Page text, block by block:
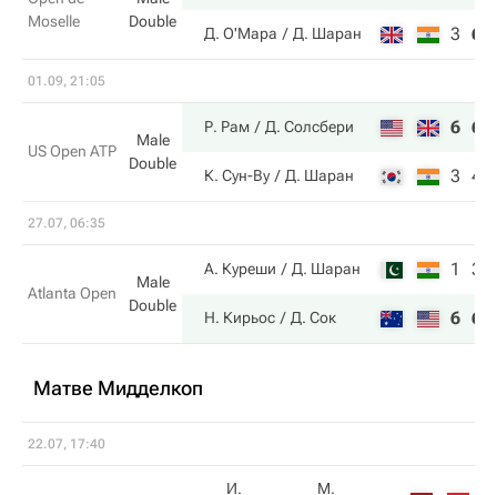
Moselle
Double
Д. О'Мара Д. Шаран 3 6
01.09, 21:05
US Open ATP
Male
Double
Р. Рам Д. Солсбери 6 6
К. Сун-Ву Д. Шаран 3 4
27.07, 06:35
Atlanta Open
Male
Double
А. Куреши Д. Шаран 1 3
Н. Кирьос Д. Сок 6 6
Матве Мидделкоп
22.07, 17:40
И.
М.